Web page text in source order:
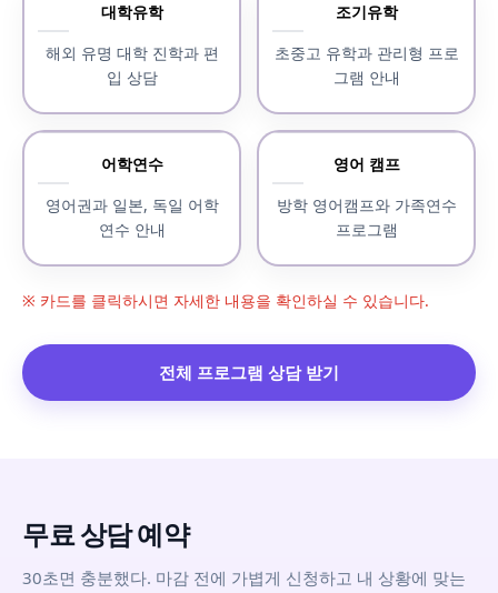
대학유학
해외 유명 대학 진학과 편
입 상담
조기유학
초중고 유학과 관리형 프로
그램 안내
어학연수
영어권과 일본, 독일 어학
연수 안내
영어 캠프
방학 영어캠프와 가족연수
프로그램
※ 카드를 클릭하시면 자세한 내용을 확인하실 수 있습니다.
전체 프로그램 상담 받기
무료 상담 예약
30초면 충분했다. 마감 전에 가볍게 신청하고 내 상황에 맞는